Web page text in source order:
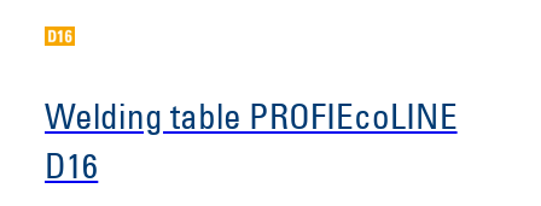
Welding table PROFIEcoLINE
D16